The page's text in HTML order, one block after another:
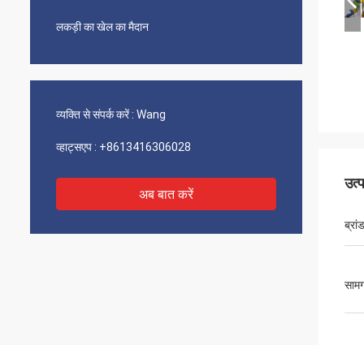
लकड़ी का खेल का मैदान
व्यक्ति से संपर्क करें : Wang
व्हाट्सएप : +8613416306028
अब बात करें